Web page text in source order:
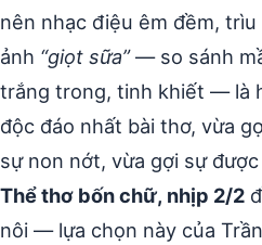
nên nhạc điệu êm đềm,
ảnh “giọt sữa”— so sánh
trắng trong, tinh khiết — là
độc đáo nhất bài thơ, vừa
sự non nớt, vừa gợi sự
Thể thơ bốn chữ, nhịp 2/2
nôi — lựa chọn này của